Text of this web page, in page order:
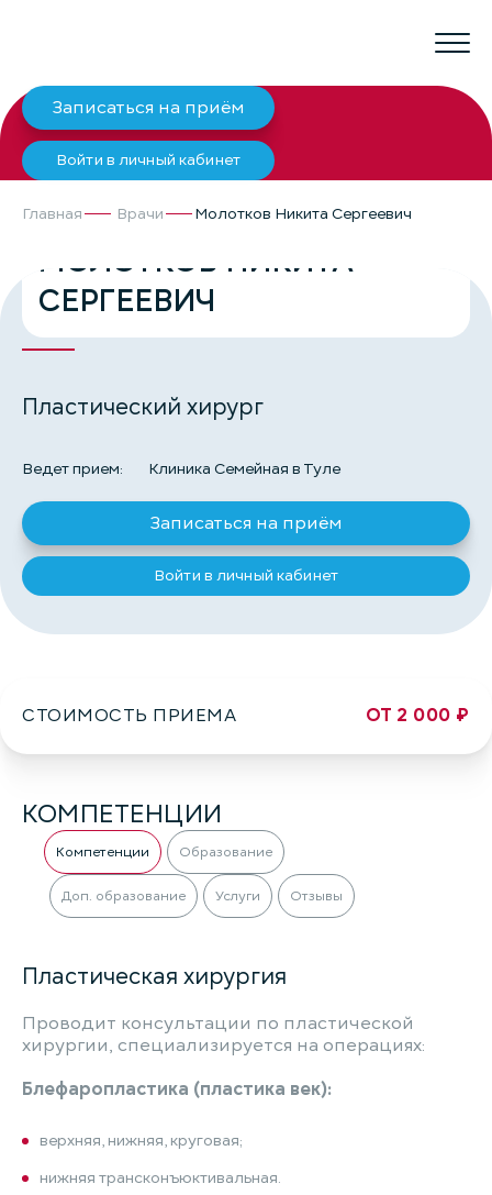
Записаться на приём
Войти в личный кабинет
Главная Врачи Молотков Никита Сергеевич
МОЛОТКОВ НИКИТА
СЕРГЕЕВИЧ
Пластический хирург
Ведет прием: Клиника Семейная в Туле
Записаться на приём
Войти в личный кабинет
СТОИМОСТЬ ПРИЕМА ОТ 2 000 ₽
КОМПЕТЕНЦИИ
Компетенции Образование
Доп. образование Услуги Отзывы
Пластическая хирургия
Проводит консультации по пластической
хирургии, специализируется на операциях:
Блефаропластика (пластика век):
верхняя, нижняя, круговая;
нижняя трансконъюктивальная.